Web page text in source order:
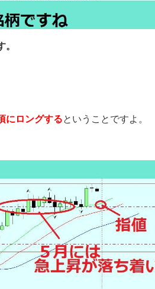
にロングするということですよ。